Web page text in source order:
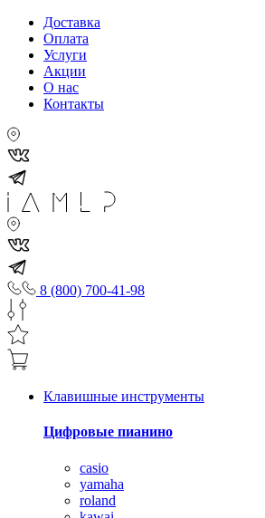
Доставка
Оплата
Услуги
Акции
О нас
Контакты
8 (800) 700-41-98
Клавишные инструменты
Цифровые пианино
casio
yamaha
roland